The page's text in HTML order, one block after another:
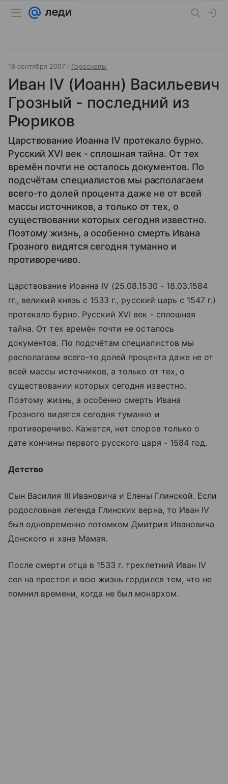
18 сентября 2007 Гороскопы
Иван IV (Иоанн) Васильевич
Грозный - последний из
Рюриков
Царствование Иоанна IV протекало бурно.
Русский XVI век - сплошная тайна. От тех
времён почти не осталось документов. По
подсчётам специалистов мы располагаем
всего-то долей процента даже не от всей
массы источников, а только от тех, о
существовании которых сегодня известно.
Поэтому жизнь, а особенно смерть Ивана
Грозного видятся сегодня туманно и
противоречиво.
Царствование Иоанна IV (25.08.1530 - 18.03.1584
гг., великий князь с 1533 г., русский царь с 1547 г.)
протекало бурно. Русский XVI век - сплошная
тайна. От тех времён почти не осталось
документов. По подсчётам специалистов мы
располагаем всего-то долей процента даже не от
всей массы источников, а только от тех, о
существовании которых сегодня известно.
Поэтому жизнь, а особенно смерть Ивана
Грозного видятся сегодня туманно и
противоречиво. Кажется, нет споров только о
дате кончины первого русского царя - 1584 год.
Детство
Сын Василия III Ивановича и Елены Глинской. Если
родословная легенда Глинских верна, то Иван IV
был одновременно потомком Дмитрия Ивановича
Донского и хана Мамая.
После смерти отца в 1533 г. трехлетний Иван IV
сел на престол и всю жизнь гордился тем, что не
помнил времени, когда не был монархом.